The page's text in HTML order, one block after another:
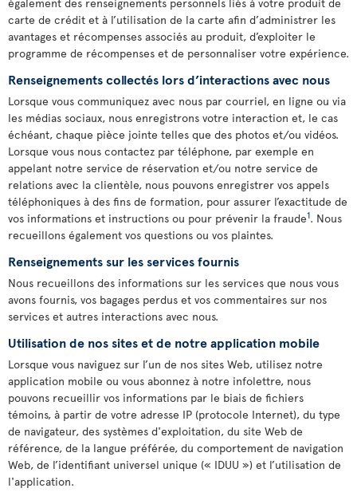
carte de crédit et à l’utilisation de la carte afin d’administrer les
avantages et récompenses associés au produit, d’exploiter le
programme de récompenses et de personnaliser votre expérience.
Renseignements collectés lors d’interactions avec nous
Lorsque vous communiquez avec nous par courriel, en ligne ou via
les médias sociaux, nous enregistrons votre interaction et, le cas
échéant, chaque pièce jointe telles que des photos et/ou vidéos.
Lorsque vous nous contactez par téléphone, par exemple en
appelant notre service de réservation et/ou notre service de
relations avec la clientèle, nous pouvons enregistrer vos appels
téléphoniques à des fins de formation, pour assurer l’exactitude de
vos informations et instructions ou pour prévenir la fraude1. Nous
recueillons également vos questions ou vos plaintes.
Renseignements sur les services fournis
Nous recueillons des informations sur les services que nous vous
avons fournis, vos bagages perdus et vos commentaires sur nos
services et autres interactions avec nous.
Utilisation de nos sites et de notre application mobile
Lorsque vous naviguez sur l’un de nos sites Web, utilisez notre
application mobile ou vous abonnez à notre infolettre, nous
pouvons recueillir vos informations par le biais de fichiers
témoins, à partir de votre adresse IP (protocole Internet), du type
de navigateur, des systèmes d'exploitation, du site Web de
référence, de la langue préférée, du comportement de navigation
Web, de l’identifiant universel unique (« IDUU ») et l’utilisation de
l'application.